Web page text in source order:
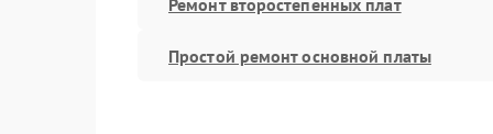
Простой ремонт основной платы